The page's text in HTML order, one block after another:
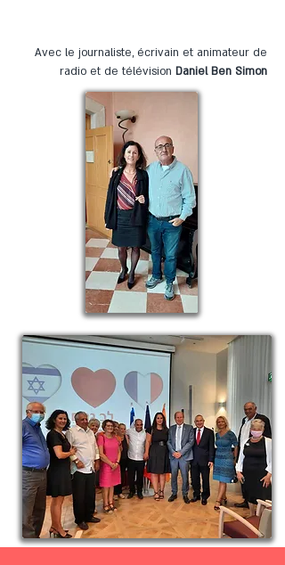
Avec le journaliste, écrivain et animateur de
radio et de télévision Daniel Ben Simon